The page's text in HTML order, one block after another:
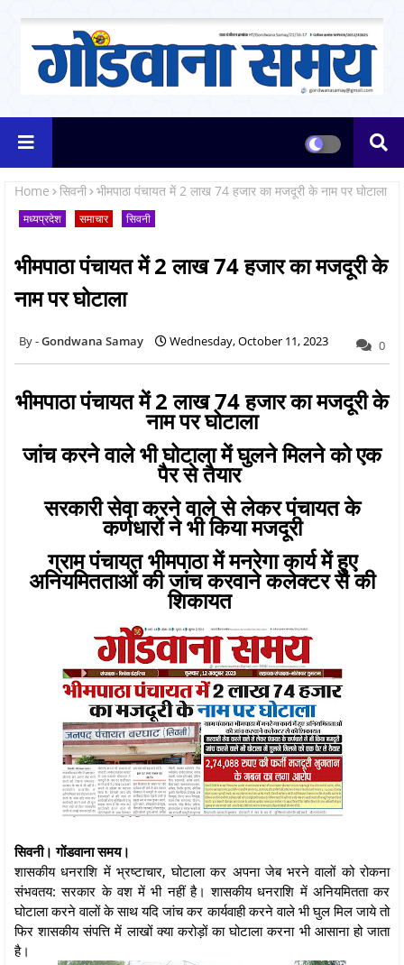
Home सिवनी भीमपाठा पंचायत में 2 लाख 74 हजार का मजदूरी के नाम पर घोटाला
मध्यप्रदेश समाचार सिवनी
भीमपाठा पंचायत में 2 लाख 74 हजार का मजदूरी के
नाम पर घोटाला
Gondwana Samay Wednesday, October 11, 2023 0
भीमपाठा पंचायत में 2 लाख 74 हजार का मजदूरी के
नाम पर घोटाला
जांच करने वाले भी घोटाला में घुलने मिलने को एक
पैर से तैयार
सरकारी सेवा करने वाले से लेकर पंचायत के
कर्णधारों ने भी किया मजदूरी
ग्राम पंचायत भीमपाठा में मनरेगा कार्य में हुए
अनियमितताओं की जांच करवाने कलेक्टर से की
शिकायत
सिवनी। गोंडवाना समय।
शासकीय धनराशि में भ्रष्टाचार, घोटाला कर अपना जेब भरने वालों को रोकना
संभवतय: सरकार के वश में भी नहीं है। शासकीय धनराशि में अनियमितता कर
घोटाला करने वालों के साथ यदि जांच कर कार्यवाही करने वाले भी घुल मिल जाये तो
फिर शासकीय संपत्ति में लाखों क्या करोड़ों का घोटाला करना भी आसाना हो जाता
है।